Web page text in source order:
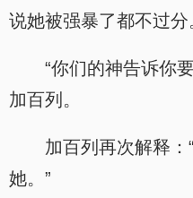
说她被强暴了都不过分
“你们的神告诉你
加百列。
加百列再次解释
她。”